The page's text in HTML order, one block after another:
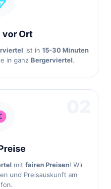
vor Ort
ist in 15-30 Minuten
in ganz Bergerviertel.
mit fairen Preisen! Wir
und Preisauskunft am